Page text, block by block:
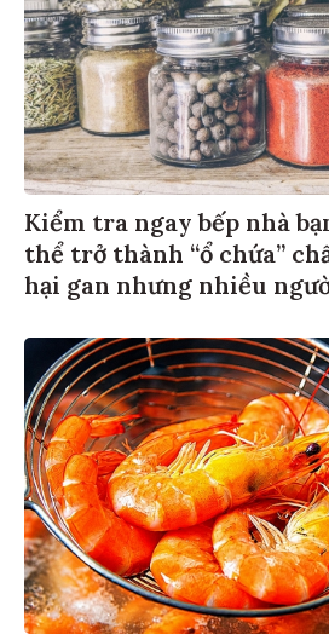
Kiểm tra ngay bếp nhà
thể trở thành “ổ chứa”
hại gan nhưng nhiều